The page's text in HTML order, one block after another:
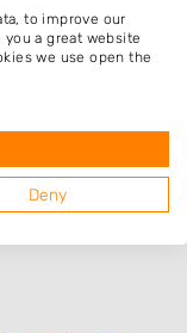
to improve our
a great website
we use open the
Deny